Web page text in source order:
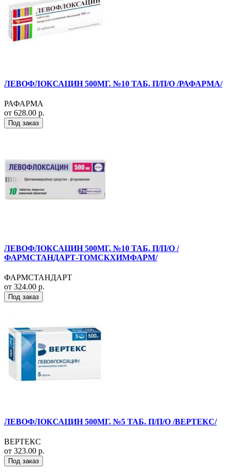
ЛЕВОФЛОКСАЦИН 500МГ. №10 ТАБ. П/П/О /РАФАРМА/
РАФАРМА
от 628.00 р.
Под заказ
ЛЕВОФЛОКСАЦИН 500МГ. №10 ТАБ. П/П/О /
ФАРМСТАНДАРТ-ТОМСКХИМФАРМ/
ФАРМСТАНДАРТ
от 324.00 р.
Под заказ
ЛЕВОФЛОКСАЦИН 500МГ. №5 ТАБ. П/П/О /ВЕРТЕКС/
ВЕРТЕКС
от 323.00 р.
Под заказ